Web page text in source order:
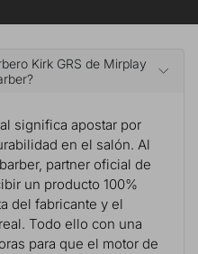
Kirk GRS de Mirplay
significa apostar por
en el salón. Al
partner oficial de
un producto 100%
del fabricante y el
Todo ello con una
para que el motor de